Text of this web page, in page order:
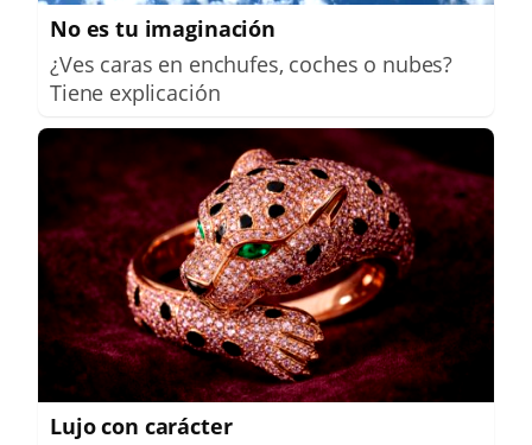
No es tu imaginación
¿Ves caras en enchufes, coches o nubes?
Tiene explicación
Lujo con carácter